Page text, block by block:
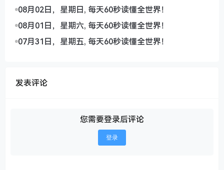
08月02日，星期日, 每天60秒读懂全世界！
08月01日，星期六, 每天60秒读懂全世界！
07月31日，星期五, 每天60秒读懂全世界！
发表评论
您需要登录后评论
登录